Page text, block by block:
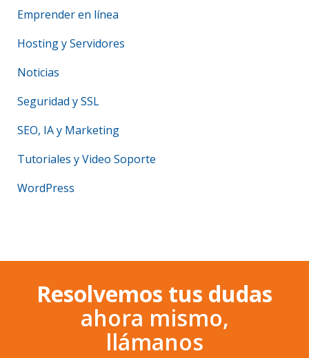
Emprender en línea
Hosting y Servidores
Noticias
Seguridad y SSL
SEO, IA y Marketing
Tutoriales y Video Soporte
WordPress
Resolvemos tus dudas
ahora mismo,
llámanos